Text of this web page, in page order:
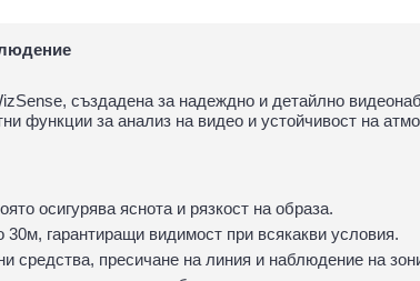
създадена за надеждно и детайлно
функции за анализ на видео и устойчивост на
осигурява яснота и рязкост на образа.
гарантиращи видимост при всякакви условия.
средства, пресичане на линия и наблюдение на